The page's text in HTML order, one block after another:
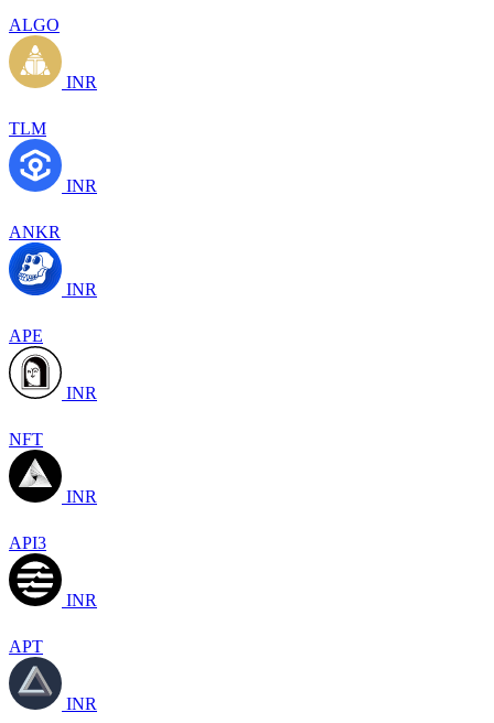
ALGO
INR
TLM
INR
ANKR
INR
APE
INR
NFT
INR
API3
INR
APT
INR